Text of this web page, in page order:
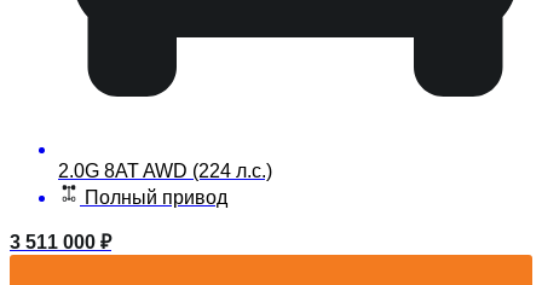
2.0G 8AT AWD (224 л.с.)
Полный привод
3 511 000 ₽